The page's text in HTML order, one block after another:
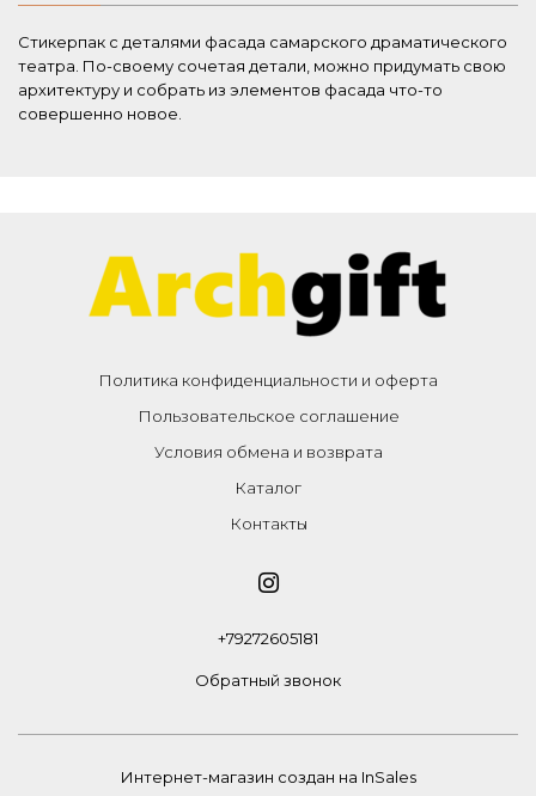
Стикерпак с деталями фасада самарского драматического
театра. По-своему сочетая детали, можно придумать свою
архитектуру и собрать из элементов фасада что-то
совершенно новое.
Политика конфиденциальности и оферта
Пользовательское соглашение
Условия обмена и возврата
Каталог
Контакты
+79272605181
Обратный звонок
Интернет-магазин создан на InSales